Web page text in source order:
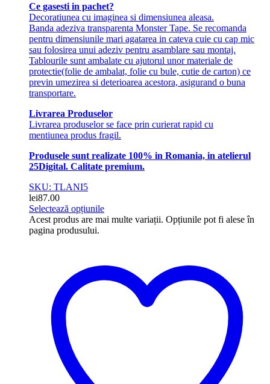
Ce gasesti in pachet?
Decoratiunea cu imaginea si dimensiunea aleasa.
Banda adeziva transparenta Monster Tape. Se recomanda
pentru dimensiunile mari agatarea in cateva cuie cu cap mic
sau folosirea unui adeziv pentru asamblare sau montaj.
Tablourile sunt ambalate cu ajutorul unor materiale de
protectie(folie de ambalat, folie cu bule, cutie de carton) ce
previn umezirea si deterioarea acestora, asigurand o buna
transportare.
Livrarea Produselor
Livrarea produselor se face prin curierat rapid cu
mentiunea produs fragil.
Produsele sunt realizate 100% in Romania, in atelierul
25Digital. Calitate premium.
SKU: TLANI5
lei87.00
Selectează opțiunile
Acest produs are mai multe variații. Opțiunile pot fi alese în
pagina produsului.